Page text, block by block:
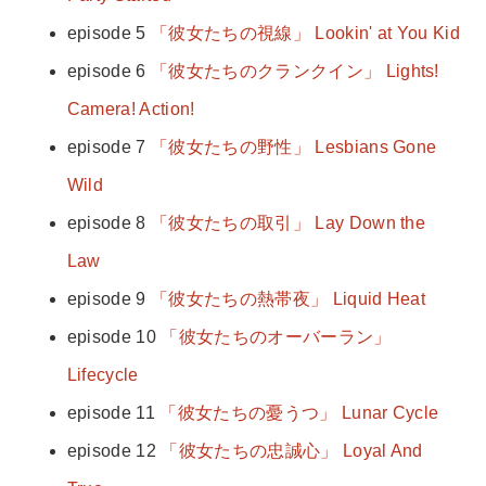
episode 5 「彼女たちの視線」 Lookin' at You Kid
episode 6 「彼女たちのクランクイン」 Lights!
Camera! Action!
episode 7 「彼女たちの野性」 Lesbians Gone
Wild
episode 8 「彼女たちの取引」 Lay Down the
Law
episode 9 「彼女たちの熱帯夜」 Liquid Heat
episode 10 「彼女たちのオーバーラン」
Lifecycle
episode 11 「彼女たちの憂うつ」 Lunar Cycle
episode 12 「彼女たちの忠誠心」 Loyal And